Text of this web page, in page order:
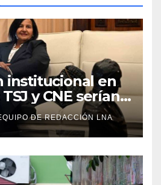
institucional en
y CNE serían
a finales de 2026
DE REDACCIÓN LNA